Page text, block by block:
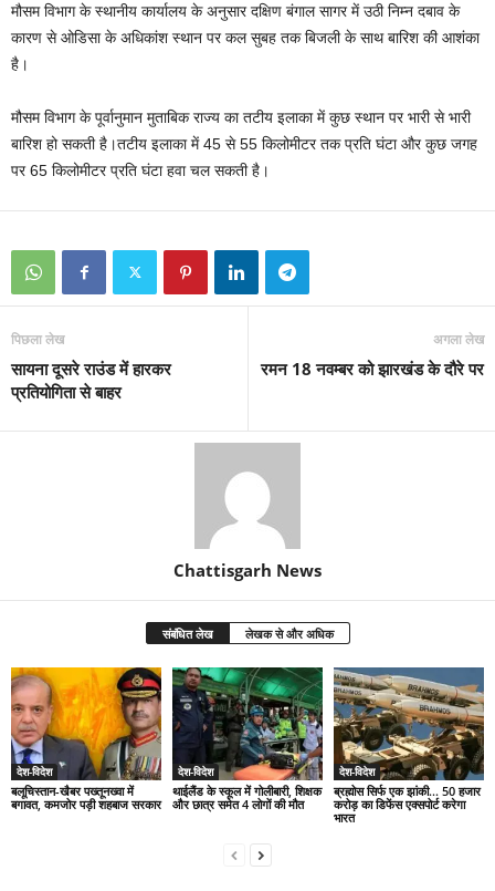
मौसम विभाग के स्थानीय कार्यालय के अनुसार दक्षिण बंगाल सागर में उठी निम्‍न दबाव के
कारण से ओडिसा के अधिकांश स्‍थान पर कल सुबह तक बिजली के साथ बारिश की आशंका
है।
मौसम विभाग के पूर्वानुमान मुताबिक राज्‍य का तटीय इलाका में कुछ स्‍थान पर भारी से भारी
बारिश हो सकती है।तटीय इलाका में 45 से 55 किलोमीटर तक प्रति घंटा और कुछ जगह
पर 65 किलोमीटर प्रति घंटा हवा चल सकती है।
पिछला लेख
सायना दूसरे राउंड में हारकर
प्रतियोगिता से बाहर
अगला लेख
रमन 18 नवम्बर को झारखंड के दौरे पर
Chattisgarh News
संबंधित लेख लेखक से और अधिक
देश-विदेश
बलूचिस्तान-खैबर पख्तूनख्वा में
बगावत, कमजोर पड़ी शहबाज सरकार
देश-विदेश
थाईलैंड के स्कूल में गोलीबारी, शिक्षक
और छात्र समेत 4 लोगों की मौत
देश-विदेश
ब्रह्मोस सिर्फ एक झांकी… 50 हजार
करोड़ का डिफेंस एक्सपोर्ट करेगा
भारत